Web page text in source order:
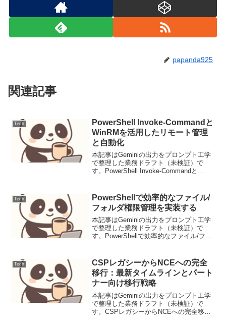
papanda925
関連記事
Tech
PowerShell Invoke-Commandと
WinRMを活用したリモート管理
と自動化
本記事はGeminiの出力をプロンプト工学
で整理した業務ドラフト（未検証）で
す。PowerShell Invoke-Commandと
動化において、PowerS...
Tech
PowerShellで効率的なファイル/
フォルダ権限管理を実装する
本記事はGeminiの出力をプロンプト工学
で整理した業務ドラフト（未検証）で
す。PowerShellで効率的なファイル/フォ
セキュリティと運用の両面において極め
て重要で...
Tech
CSPレガシーからNCEへの完全
移行：最新タイムラインとパート
ナー向け移行戦略
本記事はGeminiの出力をプロンプト工学
で整理した業務ドラフト（未検証）で
す。CSPレガシーからNCEへの完全移